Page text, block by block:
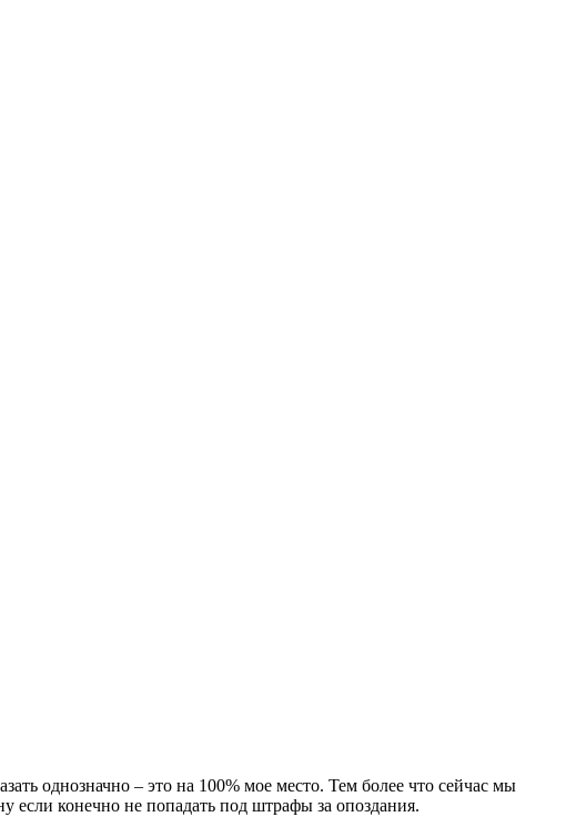
однозначно – это на 100% мое место. Тем более что сейчас мы
конечно не попадать под штрафы за опоздания.